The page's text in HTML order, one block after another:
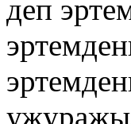
деп